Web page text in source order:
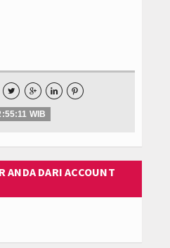
   
WIB
ANDA DARI ACCOUNT